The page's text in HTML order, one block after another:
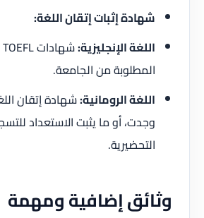
شهادة إثبات إتقان اللغة:
اللغة الإنجليزية:
المطلوبة من الجامعة.
اللغة الرومانية:شهادة إتقان
وجدت، أو ما يثبت الاستعداد
التحضيرية.
وثائق إضافية ومهمة